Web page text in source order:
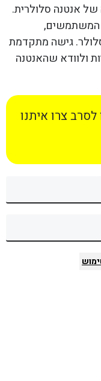
של אנטנה סלולרית.
המשתמשים,
גישה מתקדמת
ולוודא שהאנטנה
צרו איתנו